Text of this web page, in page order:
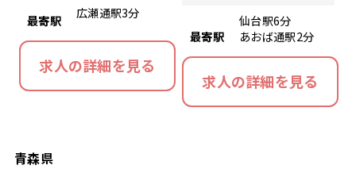
最寄駅 広瀬通駅3分
求人の詳細を見る
最寄駅
仙台駅6分
あおば通駅2分
求人の詳細を見る
青森県